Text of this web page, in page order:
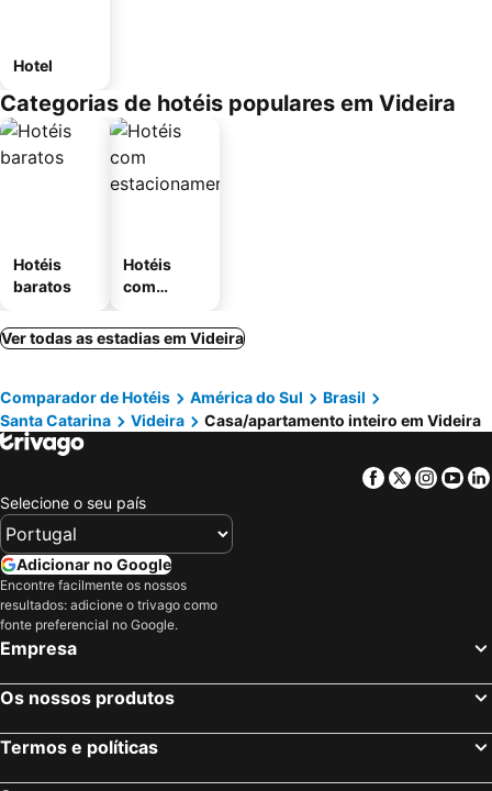
Hotel
Categorias de hotéis populares em Videira
Hotéis
baratos
Hotéis
com
mento
Ver todas as estadias em Videira
Comparador de Hotéis América do Sul
Brasil
Santa Catarina
Videira Casa/apartamento inteiro em Videira
Facebook
Twitter
Selecione o seu país
Adicionar no Google
Encontre facilmente os nossos
resultados: adicione o trivago como
fonte preferencial no Google.
Empresa
Os nossos produtos
Termos e políticas